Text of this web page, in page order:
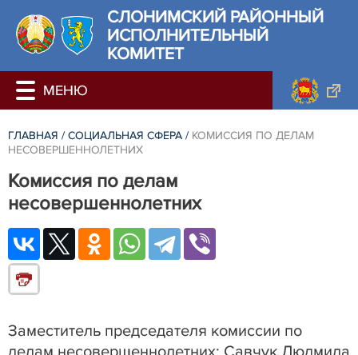
СЛОНИМСКИЙ РАЙОННЫЙ
ИСПОЛНИТЕЛЬНЫЙ
КОМИТЕТ
ГЛАВНАЯ / CОЦИАЛЬНАЯ СФЕРА / КОМИССИЯ ПО ДЕЛАМ
НЕСОВЕРШЕННОЛЕТНИХ
Комиссия по делам
несовершеннолетних
Заместитель председателя комиссии по